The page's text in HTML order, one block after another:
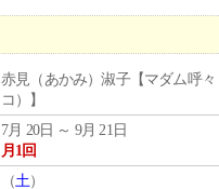
赤見（あかみ）淑子【マダム呼々
コ）】
7月 20日 ～ 9月 21日
月1回
（土）